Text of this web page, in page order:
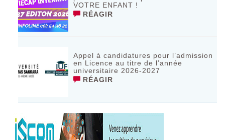
VOTRE ENFANT !
RÉAGIR
Appel à candidatures pour l’admission
en Licence au titre de l’année
universitaire 2026-2027
RÉAGIR